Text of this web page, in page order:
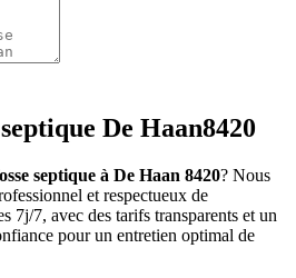
De Haan8420
septique à De Haan 8420? Nous
et respectueux de
7j/7, avec des tarifs transparents et un
pour un entretien optimal de